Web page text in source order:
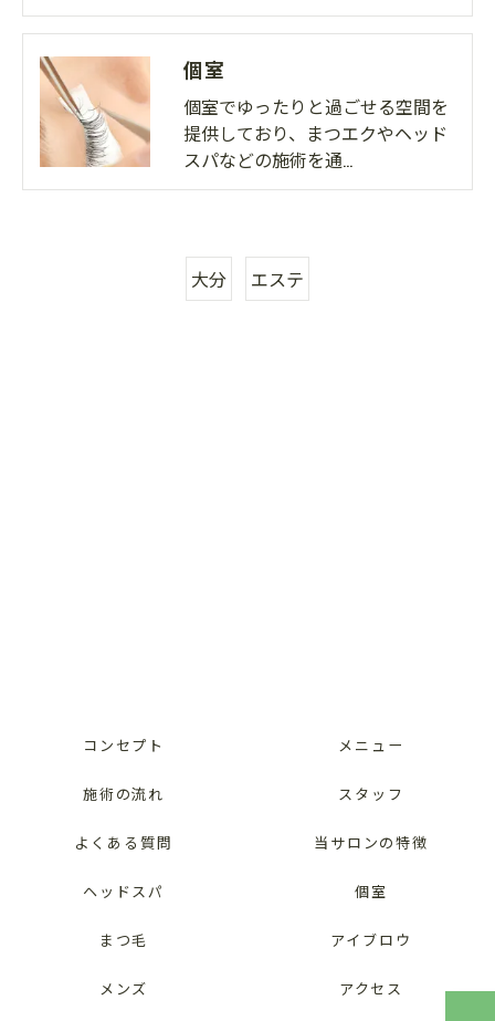
個室
個室でゆったりと過ごせる空間を
提供しており、まつエクやヘッド
スパなどの施術を通…
大分 エステ
コンセプト メニュー
施術の流れ スタッフ
よくある質問 当サロンの特徴
ヘッドスパ 個室
まつ毛 アイブロウ
メンズ アクセス